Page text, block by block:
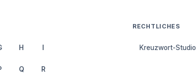
H I
Q R
RECHTLICHES
Kreuzwort-Studio